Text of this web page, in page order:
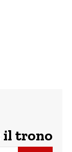
il trono